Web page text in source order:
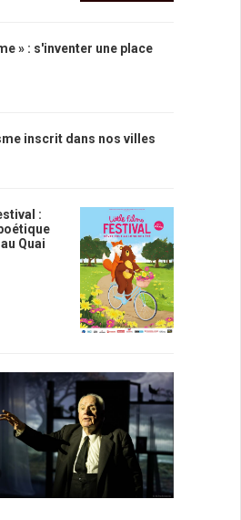
» : s'inventer une place
inscrit dans nos villes
:
Quai